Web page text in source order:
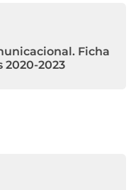
Ficha
2023